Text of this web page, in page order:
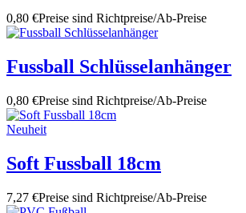
0,80 €Preise sind Richtpreise/Ab-Preise
Fussball Schlüsselanhänger
0,80 €Preise sind Richtpreise/Ab-Preise
Neuheit
Soft Fussball 18cm
7,27 €Preise sind Richtpreise/Ab-Preise